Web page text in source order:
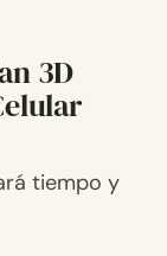
3D
tiempo y